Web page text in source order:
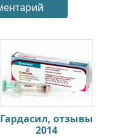
Гардасил, отзывы
2014